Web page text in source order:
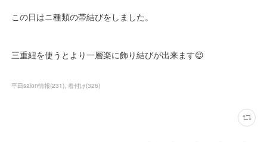
この日はニ種類の帯結びをしました。
三重紐を使うとより一層楽に飾り結びが出来ます😉
平田salon情報(231) 着付け(326)